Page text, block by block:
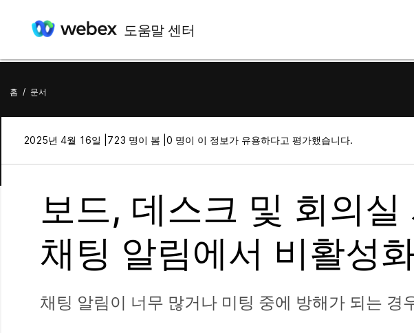
도움말 센터
홈 / 문서
2025년 4월 16일 | 723 명이 봄 | 0 명이 이 정보가 유용하다고 평가했습니다.
보드, 데스크 및 회의
채팅 알림에서 비활성
채팅 알림이 너무 많거나 미팅 중에 방해가 되는 경